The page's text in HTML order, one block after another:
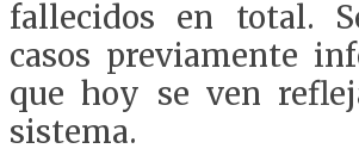
fallecidos en total.
casos previamente
que hoy se ven
sistema.